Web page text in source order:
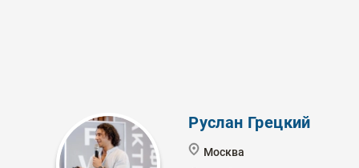
Руслан Грецкий
Москва